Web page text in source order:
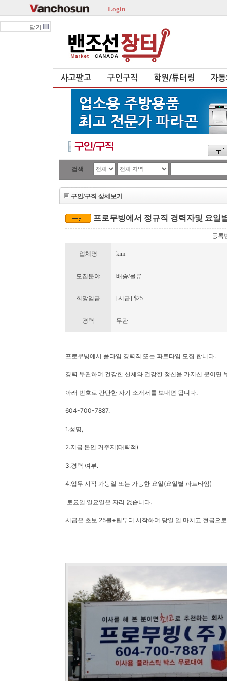
Login
닫기
사고팔고 구인구직 학원/튜터링 자
검색
구인/구직 상세보기
프로무빙에서 정규직 경력자및 요일
등록
업체명 kim
모집분야 배송/물류
희망임금 [시급] $25
경력 무관
프로무빙에서 풀타임 경력직 또는 파트타임 모집 합니다.
경력 무관하며 건강한 신체와 건강한 정신을 가지신 분이면
아래 번호로 간단한 자기 소개서를 보내면 됩니다.
604-700-7887.
1.성명,
2.지금 본인 거주지(대략적)
3.경력 여부.
4.업무 시작 가능일 또는 가능한 요일(요일별 파트타임)
토요일.일요일은 자리 없습니다.
시급은 초보 25불+팁부터 시작하며 당일 일 마치고 현금으